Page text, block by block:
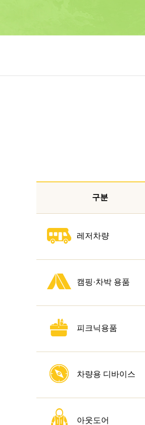
구분
레저차량
캠핑·차박 용품
피크닉용품
차량용 디바이스
아웃도어